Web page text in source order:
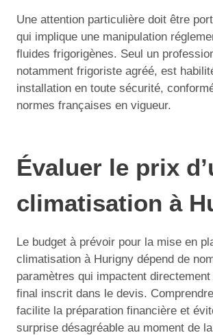
Une attention particulière doit être
qui implique une manipulation
fluides frigorigènes. Seul un
notamment frigoriste agréé, est
installation en toute sécurité,
normes françaises en vigueur.
Évaluer le prix
climatisation à
Le budget à prévoir pour la mise en
climatisation à Hurigny dépend de
paramètres qui impactent
final inscrit dans le devis.
facilite la préparation financière et
surprise désagréable au moment de